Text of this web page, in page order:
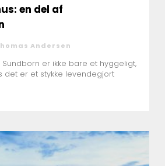
en del af
Andersen
Sundborn er ikke bare et hyggeligt,
det er et stykke levendegjort